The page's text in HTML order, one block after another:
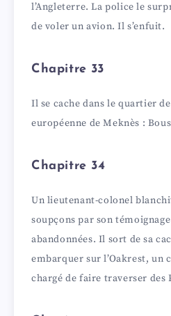
l’Angleterre. La police le
de voler un avion. Il s’enfuit.
Chapitre 33
Il se cache dans le quartier
européenne de Meknès :
Chapitre 34
Un lieutenant-colonel
soupçons par son
abandonnées. Il sort de sa
embarquer sur l’Oakrest, un
chargé de faire traverser des